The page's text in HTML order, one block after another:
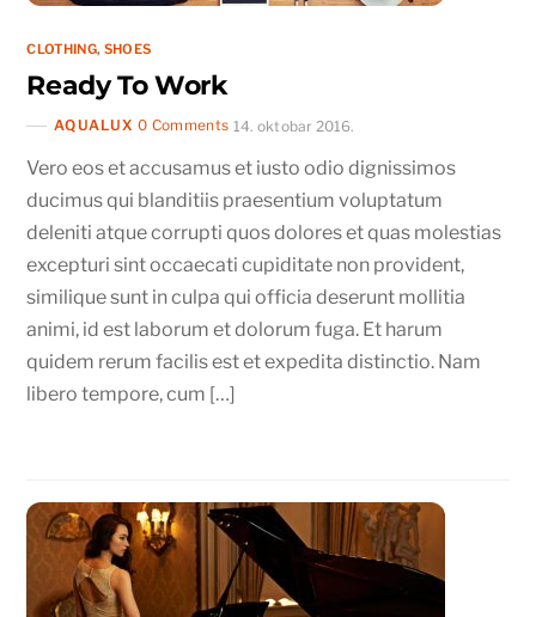
CLOTHING, SHOES
Ready To Work
AQUALUX 0 Comments 14. oktobar 2016.
Vero eos et accusamus et iusto odio dignissimos
ducimus qui blanditiis praesentium voluptatum
deleniti atque corrupti quos dolores et quas molestias
excepturi sint occaecati cupiditate non provident,
similique sunt in culpa qui officia deserunt mollitia
animi, id est laborum et dolorum fuga. Et harum
quidem rerum facilis est et expedita distinctio. Nam
libero tempore, cum […]